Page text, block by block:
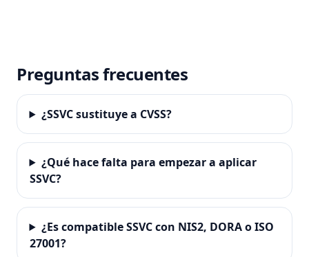
Preguntas frecuentes
¿SSVC sustituye a CVSS?
¿Qué hace falta para empezar a aplicar
SSVC?
¿Es compatible SSVC con NIS2, DORA o ISO
27001?